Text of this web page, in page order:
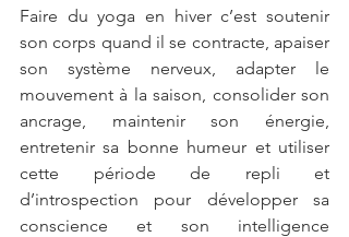
Faire du yoga en hiver c’est soutenir
son corps quand il se contracte, apaiser
son système nerveux, adapter le
mouvement à la saison, consolider son
ancrage, maintenir son énergie,
entretenir sa bonne humeur et utiliser
cette période de repli et
d’introspection pour développer sa
conscience et son intelligence